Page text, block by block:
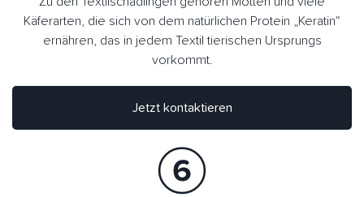
Käferarten, die sich von dem natürlichen Protein „Keratin“
ernähren, das in jedem Textil tierischen Ursprungs
vorkommt.
Jetzt kontaktieren